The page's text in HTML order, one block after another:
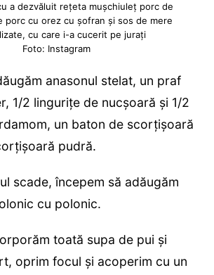
a dezvăluit rețeta mușchiuleț porc de
porc cu orez cu șofran și sos de mere
cu care i-a cucerit pe jurați
Foto: Instagram
anasonul stelat, un praf
1/2 lingurițe de nucșoară și 1/2
un baton de scorțișoară
pudră.
scade, începem să adăugăm
cu polonic.
toată supa de pui și
oprim focul și acoperim cu un